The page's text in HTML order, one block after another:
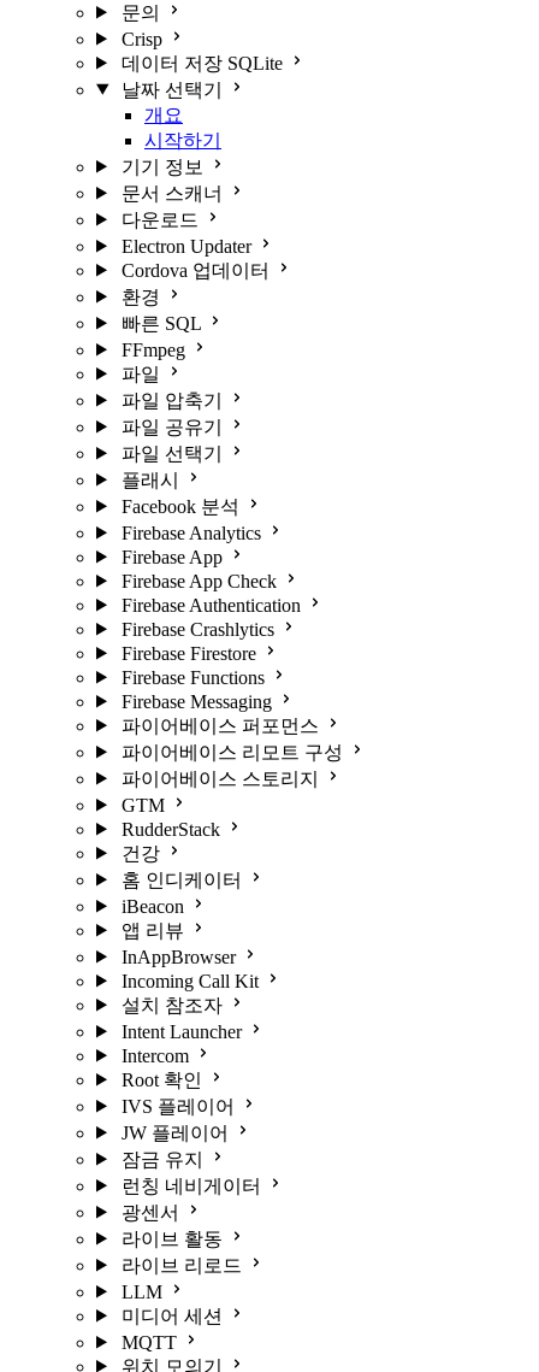
문의
Crisp
데이터 저장 SQLite
날짜 선택기
개요
시작하기
기기 정보
문서 스캐너
다운로드
Electron Updater
Cordova 업데이터
환경
빠른 SQL
FFmpeg
파일
파일 압축기
파일 공유기
파일 선택기
플래시
Facebook 분석
Firebase Analytics
Firebase App
Firebase App Check
Firebase Authentication
Firebase Crashlytics
Firebase Firestore
Firebase Functions
Firebase Messaging
파이어베이스 퍼포먼스
파이어베이스 리모트 구성
파이어베이스 스토리지
GTM
RudderStack
건강
홈 인디케이터
iBeacon
앱 리뷰
InAppBrowser
Incoming Call Kit
설치 참조자
Intent Launcher
Intercom
Root 확인
IVS 플레이어
JW 플레이어
잠금 유지
런칭 네비게이터
광센서
라이브 활동
라이브 리로드
LLM
미디어 세션
MQTT
위치 모의기